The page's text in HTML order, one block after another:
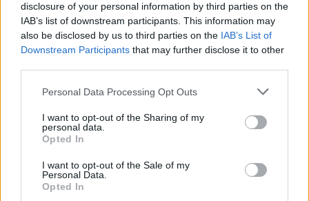
disclosure of your personal information by third parties on the
IAB’s list of downstream participants. This information may
also be disclosed by us to third parties on the IAB’s List of
Downstream Participants that may further disclose it to other
Personal Data Processing Opt Outs
I want to opt-out of the Sharing of my
personal data.
Opted In
I want to opt-out of the Sale of my
Personal Data.
Opted In